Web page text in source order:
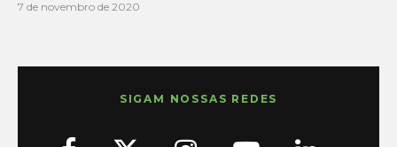
7 de novembro de 2020
SIGAM NOSSAS REDES